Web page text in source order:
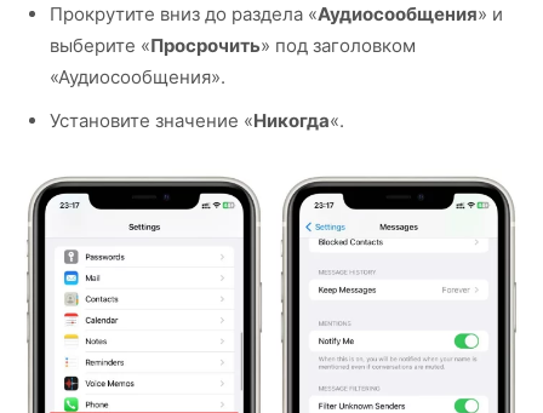
Прокрутите вниз до раздела «Аудиосообщения» и
выберите «Просрочить» под заголовком
«Аудиосообщения».
Установите значение «Никогда«.